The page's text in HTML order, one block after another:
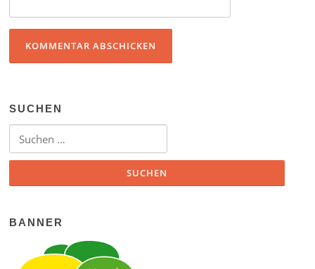
SUCHEN
Suchen nach:
BANNER